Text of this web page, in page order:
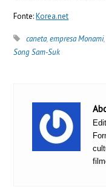
Fonte:Korea.net
caneta,empresa Monami
Song Sam-Suk